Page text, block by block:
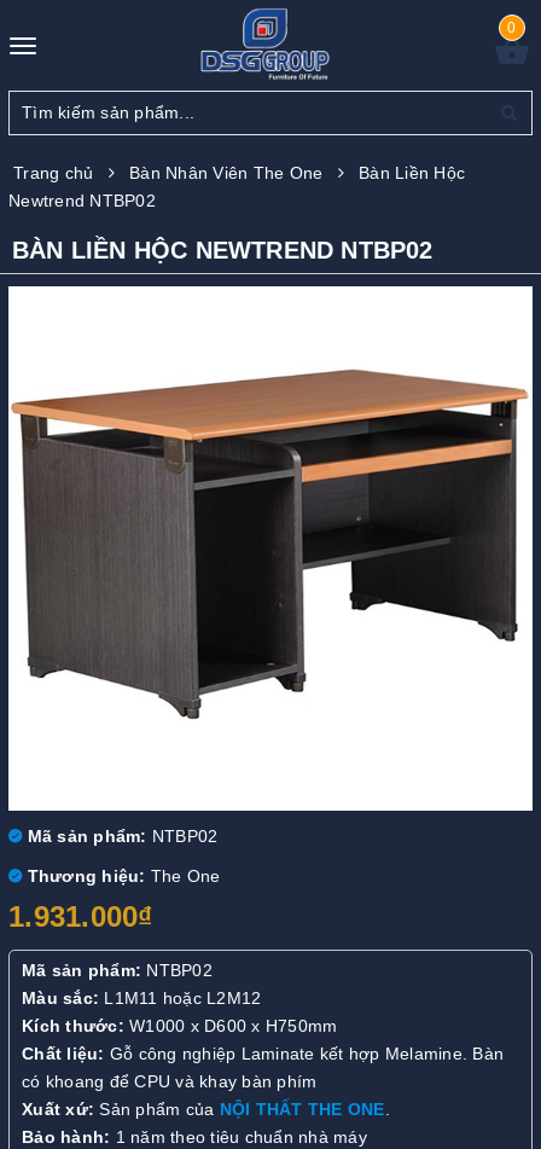
Toggle
0
Trang chủ Bàn Nhân Viên The One
Bàn Liền Hộc
Newtrend NTBP02
BÀN LIỀN HỘC NEWTREND NTBP02
Mã sản phẩm: NTBP02
Thương hiệu: The One
1.931.000₫
Mã sản phẩm: NTBP02
Màu sắc: L1M11 hoặc L2M12
Kích thước: W1000 x D600 x H750mm
Chất liệu: Gỗ công nghiệp Laminate kết hợp Melamine. Bàn
có khoang để CPU và khay bàn phím
Xuất xứ: Sản phẩm của NỘI THẤT THE ONE.
Bảo hành: 1 năm theo tiêu chuẩn nhà máy